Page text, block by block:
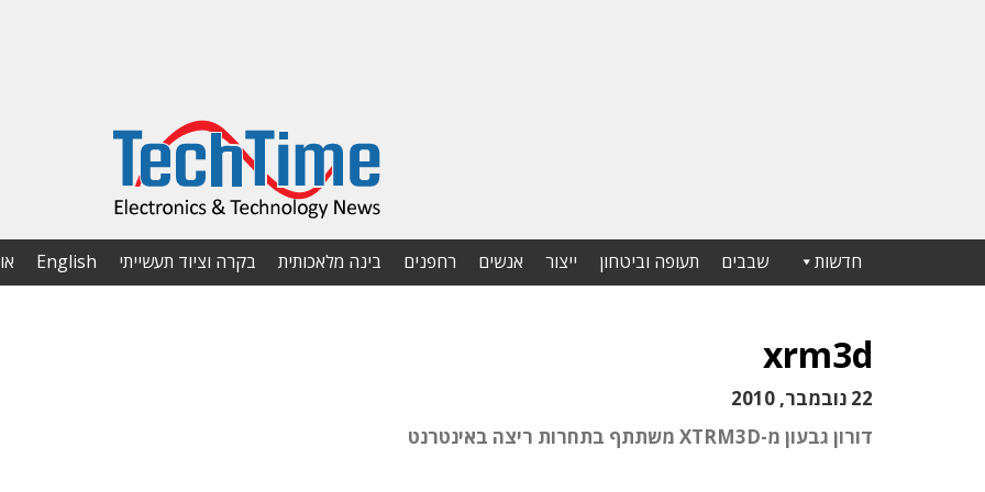
חדשות שבבים תעופה וביטחון ייצור אנשים רחפנים בינה מלאכותית בקרה וציוד תעשייתי English
xrm3d
22 נובמבר, 2010
דורון גבעון מ-XTRM3D משתתף בתחרות ריצה באינטרנט